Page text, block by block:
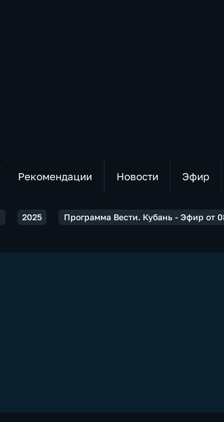
Рекомендации Новости Эфир
2025 Программа Вести. Кубань - Эфир от